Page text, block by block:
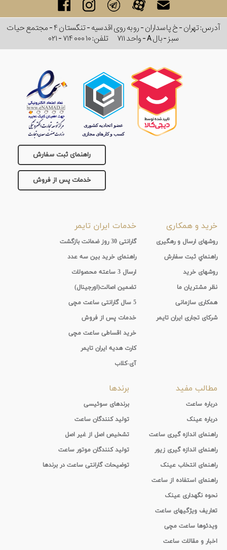
آدرس: تهران - خ پاسداران - رو به روی اقدسیه - تنگستان ۴ - مجتمع حیات
سبز - بال A - واحد ۷۱۱
تلفن:۰۲۱ - ۷۱۴ ۰۰۰ ۱۰
راهنمای ثبت سفارش
خدمات پس از فروش
خرید و همکاری
روشهای ارسال و رهگیری
راهنماي ثبت سفارش
روشهای خرید
نظر مشتریان ما
همکاری سازمانی
شرکای تجاری ایران تایمر
خدمات ایران تایمر
گارانتی 30 روز ضمانت بازگشت
راهنمای خرید بین سه عدد
ارسال 3 ساعته محصولات
تضمین اصالت(اورجینال)
5 سال گارانتی ساعت مچی
خدمات پس از فروش
خرید اقساطی ساعت مچی
کارت هدیه ایران تایمر
آی-کلاب
مطالب مفید
درباره ساعت
درباره عینک
راهنمای اندازه گیری ساعت
راهنمای اندازه گیری زیور
راهنمای انتخاب عینک
راهنمای استفاده از ساعت
نحوه نگهداری عینک
تعاریف ویژگیهای ساعت
ویدئوها ساعت مچی
اخبار و مقالات ساعت
برندها
برندهای سوئیسی
تولید کنندگان ساعت
تشخیص اصل از غیر اصل
تولید کنندگان موتور ساعت
توضیحات گارانتی ساعت در برندها